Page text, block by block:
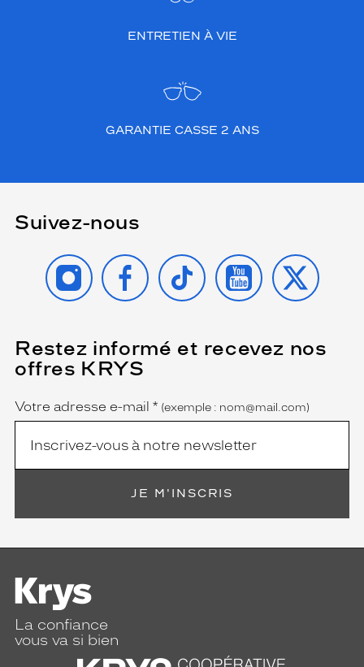
ENTRETIEN À VIE
GARANTIE CASSE 2 ANS
Suivez-nous
INSTAGRAMFACEBOOK
TIKTOK YOUTUBE
X
Restez informé et recevez nos
offres KRYS
Name
Votre adresse e-mail *
(Ce
champ
est
obligatoire)
(exemple : nom@mail.com)
JE M'INSCRIS
La confiance
vous va si bien